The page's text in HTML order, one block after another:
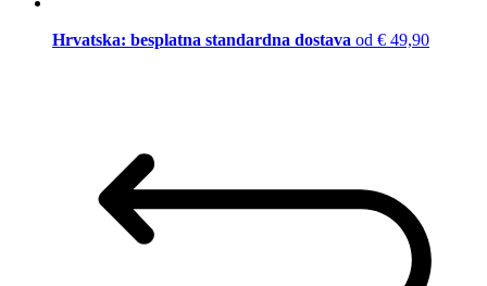
Hrvatska: besplatna standardna dostava od € 49,90